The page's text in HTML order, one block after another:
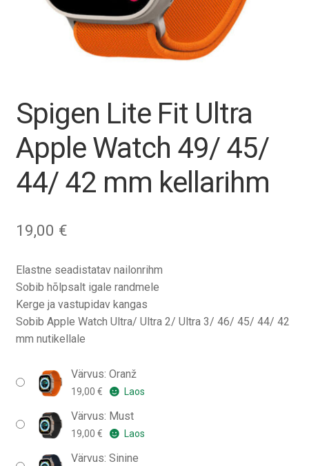
Tagasiost
Ostukorv
Spigen Lite Fit Ultra
Apple Watch 49/ 45/
44/ 42 mm kellarihm
19,00 €
Elastne seadistatav nailonrihm
Sobib hõlpsalt igale randmele
Kerge ja vastupidav kangas
Sobib Apple Watch Ultra/ Ultra 2/ Ultra 3/ 46/ 45/ 44/ 42
mm nutikellale
Värvus: Oranž
19,00 € Laos
Värvus: Must
19,00 € Laos
Värvus: Sinine